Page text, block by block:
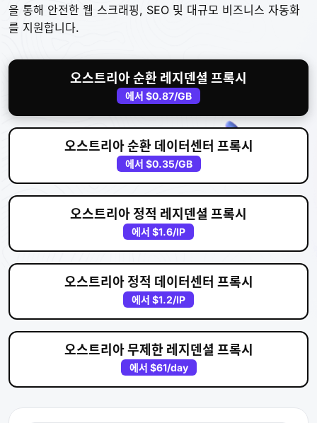
을 통해 안전한 웹 스크래핑, SEO 및 대규모 비즈니스 자동화
를 지원합니다.
오스트리아 순환 레지덴셜 프록시
에서 $0.87/GB
오스트리아 순환 데이터센터 프록시
에서 $0.35/GB
오스트리아 정적 레지덴셜 프록시
에서 $1.6/IP
오스트리아 정적 데이터센터 프록시
에서 $1.2/IP
오스트리아 무제한 레지덴셜 프록시
에서 $61/day